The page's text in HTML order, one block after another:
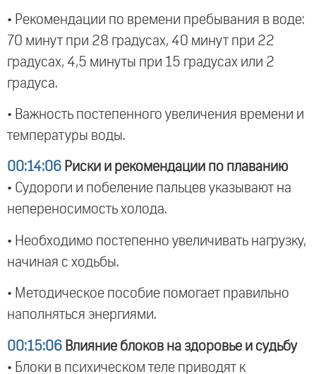
• Рекомендации по времени пребывания в воде:
70 минут при 28 градусах, 40 минут при 22
градусах, 4,5 минуты при 15 градусах или 2
градуса.
• Важность постепенного увеличения времени и
температуры воды.
00:14:06 Риски и рекомендации по плаванию
• Судороги и побеление пальцев указывают на
непереносимость холода.
• Необходимо постепенно увеличивать нагрузку,
начиная с ходьбы.
• Методическое пособие помогает правильно
наполняться энергиями.
00:15:06 Влияние блоков на здоровье и судьбу
• Блоки в психическом теле приводят к